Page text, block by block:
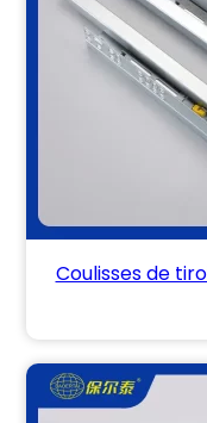
Coulisses de